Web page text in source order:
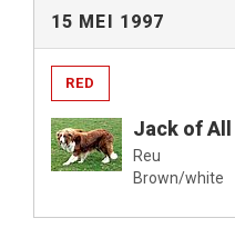
15 MEI 1997
RED
Jack of
Reu
Brown/white